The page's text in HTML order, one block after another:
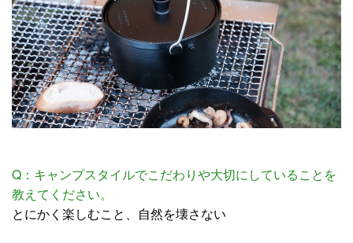
Q：キャンプスタイルでこだわりや大切にしていることを
教えてください。
とにかく楽しむこと、自然を壊さない